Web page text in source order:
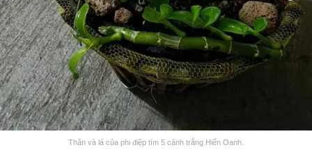
Thân và lá của phi điệp tím 5 cánh trắng Hiển Oanh.